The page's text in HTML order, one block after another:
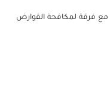
فرقة لمكافحة القوارض